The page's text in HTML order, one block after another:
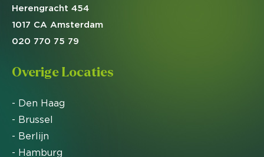
Herengracht 454
1017 CA Amsterdam
020 770 75 79
Overige Locaties
- Den Haag
- Brussel
- Berlijn
- Hamburg